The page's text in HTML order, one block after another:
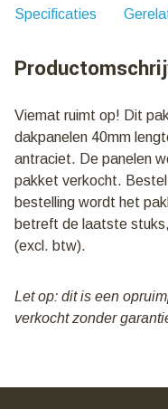
40mm
|
€
6,50
per
m2
aantal
Specificaties
Viemat ruimt op! Dit
dakpanelen 40mm
antraciet. De panelen
pakket verkocht.
bestelling wordt het
betreft de laatste
(excl. btw).
Let op: dit is een
verkocht zonder